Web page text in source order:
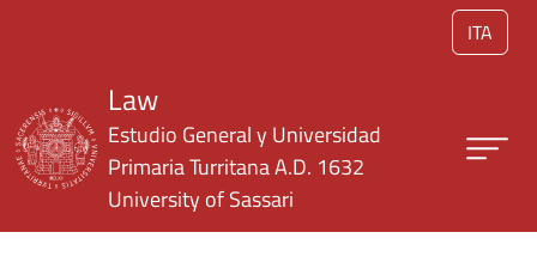
ITA
Law
Estudio General y Universidad
Primaria Turritana A.D. 1632
University of Sassari